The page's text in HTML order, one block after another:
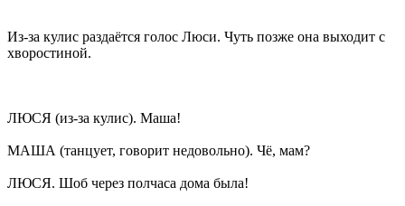
Из-за кулис раздаётся голос Люси. Чуть позже она выходит с
хворостиной.
ЛЮСЯ (из-за кулис). Маша!
МАША (танцует, говорит недовольно). Чё, мам?
ЛЮСЯ. Шоб через полчаса дома была!